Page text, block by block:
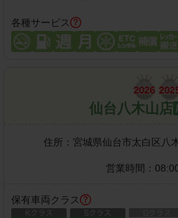
各種サービス
仙台八木山店
住所： 宮城県仙台市太白区八
営業時間：
保有車両クラス